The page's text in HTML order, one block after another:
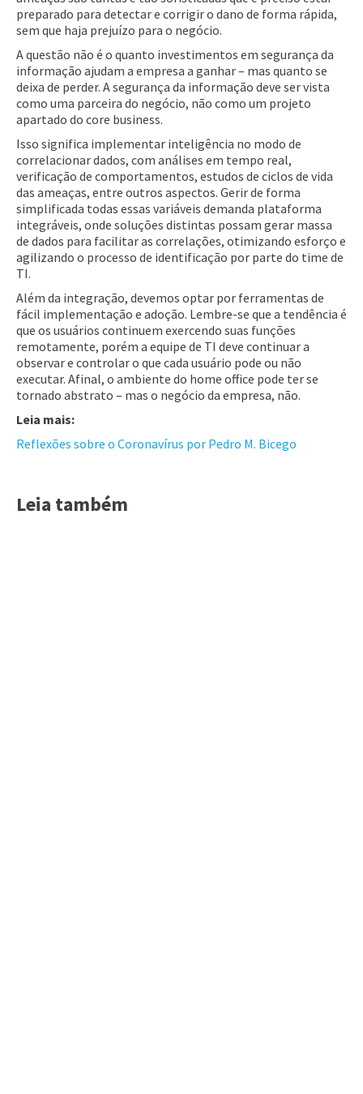
preparado para detectar e corrigir o dano de forma rápida,
sem que haja prejuízo para o negócio.
A questão não é o quanto investimentos em segurança da
informação ajudam a empresa a ganhar – mas quanto se
deixa de perder. A segurança da informação deve ser vista
como uma parceira do negócio, não como um projeto
apartado do core business.
Isso significa implementar inteligência no modo de
correlacionar dados, com análises em tempo real,
verificação de comportamentos, estudos de ciclos de vida
das ameaças, entre outros aspectos. Gerir de forma
simplificada todas essas variáveis demanda plataforma
integráveis, onde soluções distintas possam gerar massa
de dados para facilitar as correlações, otimizando esforço e
agilizando o processo de identificação por parte do time de
TI.
Além da integração, devemos optar por ferramentas de
fácil implementação e adoção. Lembre-se que a tendência é
que os usuários continuem exercendo suas funções
remotamente, porém a equipe de TI deve continuar a
observar e controlar o que cada usuário pode ou não
executar. Afinal, o ambiente do home office pode ter se
tornado abstrato – mas o negócio da empresa, não.
Leia mais:
Reflexões sobre o Coronavírus por Pedro M. Bicego
Leia também